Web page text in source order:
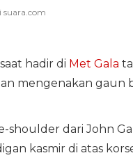
hadir di Met Gala
mengenakan gaun
shoulder dari John
kasmir di atas